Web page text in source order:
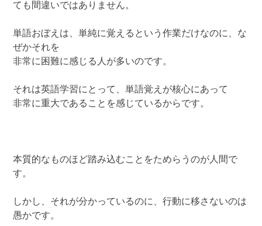
ても間違いではありません。
単語おぼえは、単純に覚えるという作業だけなのに、な
ぜかそれを
非常に困難に感じる人が多いのです。
それは英語学習にとって、単語覚えが核心にあって
非常に重大であることを感じているからです。
本質的なものほど踏み込むことをためらうのが人間で
す。
しかし、それが分かっているのに、行動に移さないのは
愚かです。